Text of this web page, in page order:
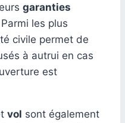
garanties
les plus
civile permet de
à autrui en cas
est
vol sont également